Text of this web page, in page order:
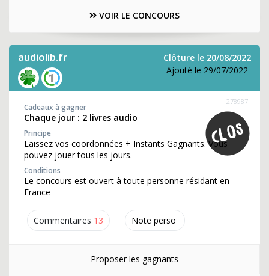
VOIR LE CONCOURS
audiolib.fr
Clôture le 20/08/2022
Ajouté le 29/07/2022
Commentaires 13 Note perso
278987
Cadeaux à gagner
Chaque jour : 2 livres audio
Principe
Laissez vos coordonnées + Instants Gagnants. Vous
pouvez jouer tous les jours.
Conditions
Le concours est ouvert à toute personne résidant en
France
Proposer les gagnants